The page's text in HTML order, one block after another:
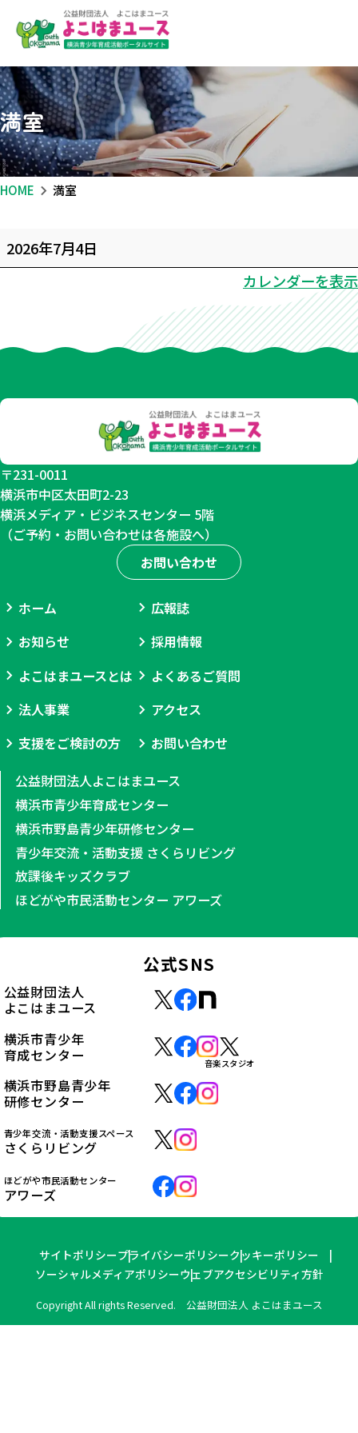
満室
HOME 満室
満
室
2026年7月4日
カレンダーを表示
〒231-0011
横浜市中区太田町2-23
横浜メディア・ビジネスセンター 5階
（ご予約・お問い合わせは各施設へ）
お問い合わせ
ホーム
お知らせ
よこはまユースとは
法人事業
支援をご検討の方
広報誌
採用情報
よくあるご質問
アクセス
お問い合わせ
公益財団法人よこはまユース
横浜市青少年育成センター
横浜市野島青少年研修センター
青少年交流・活動支援 さくらリビング
放課後キッズクラブ
ほどがや市民活動センター アワーズ
公式SNS
公益財団法人
よこはまユース
横浜市青少年
育成センター
音楽スタジオ
横浜市野島青少年
研修センター
青少年交流・活動支援スペース
さくらリビング
ほどがや市民活動センター
アワーズ
サイトポリシープライバシーポリシークッキーポリシー
ソーシャルメディアポリシーウェブアクセシビリティ方針
Copyright All rights Reserved. 公益財団法人 よこはまユース